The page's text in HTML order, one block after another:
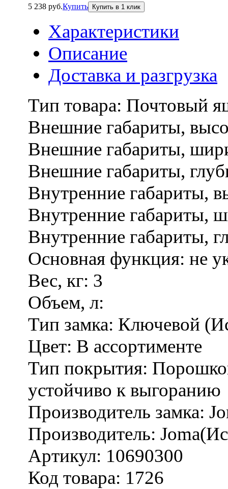
5 238 руб.Купить
Характеристики
Описание
Доставка и разгрузка
Тип товара: Почтовый
Внешние габариты,
Внешние габариты,
Внешние габариты,
Внутренние габариты,
Внутренние габариты,
Внутренние габариты,
Основная функция: не
Вес, кг: 3
Объем, л:
Тип замка: Ключевой
Цвет: В ассортименте
Тип покрытия:
устойчиво к выгоранию
Производитель замка:
Производитель:
Артикул: 10690300
Код товара: 1726